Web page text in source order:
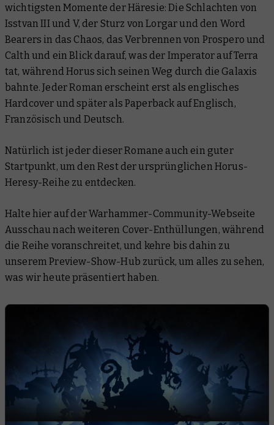
wichtigsten Momente der Häresie: Die Schlachten von
Isstvan III und V, der Sturz von Lorgar und den Word
Bearers in das Chaos, das Verbrennen von Prospero und
Calth und ein Blick darauf, was der Imperator auf Terra
tat, während Horus sich seinen Weg durch die Galaxis
bahnte. Jeder Roman erscheint erst als englisches
Hardcover und später als Paperback auf Englisch,
Französisch und Deutsch.
Natürlich ist jeder dieser Romane auch ein guter
Startpunkt, um den Rest der ursprünglichen Horus-
Heresy-Reihe zu entdecken.
Halte hier auf der Warhammer-Community-Webseite
Ausschau nach weiteren Cover-Enthüllungen, während
die Reihe voranschreitet, und kehre bis dahin zu
unserem Preview-Show-Hub zurück, um alles zu sehen,
was wir heute präsentiert haben.